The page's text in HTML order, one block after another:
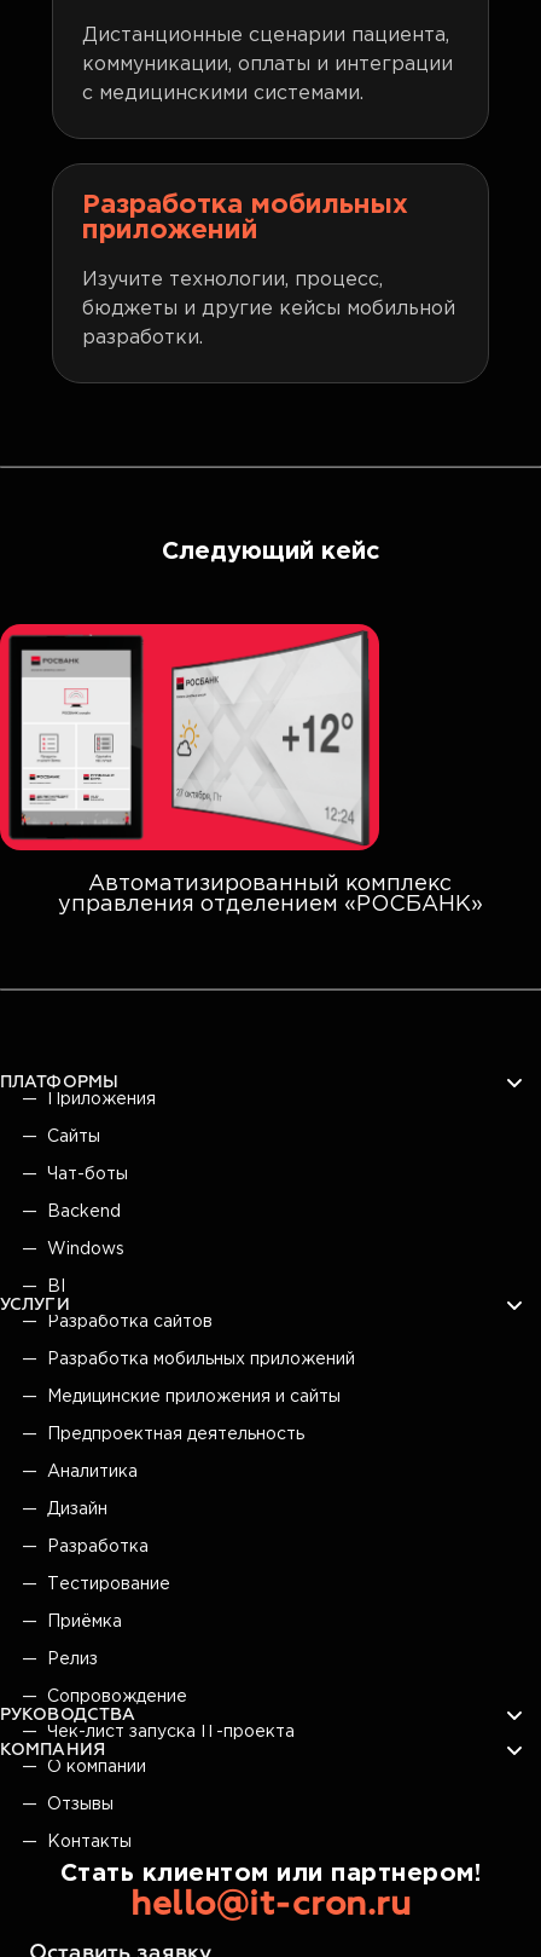
Дистанционные сценарии пациента,
коммуникации, оплаты и интеграции
с медицинскими системами.
Разработка мобильных
приложений
Изучите технологии, процесс,
бюджеты и другие кейсы мобильной
разработки.
Следующий кейс
Автоматизированный комплекс
управления отделением «РОСБАНК»
ПЛАТФОРМЫ
Приложения
Сайты
Чат-боты
Backend
Windows
BI
УСЛУГИ
Разработка сайтов
Разработка мобильных приложений
Медицинские приложения и сайты
Предпроектная деятельность
Аналитика
Дизайн
Разработка
Тестирование
Приёмка
Релиз
Сопровождение
РУКОВОДСТВА
Чек-лист запуска IT-проекта
КОМПАНИЯ
О компании
Отзывы
Контакты
Стать клиентом или партнером!
hello@it-cron.ru